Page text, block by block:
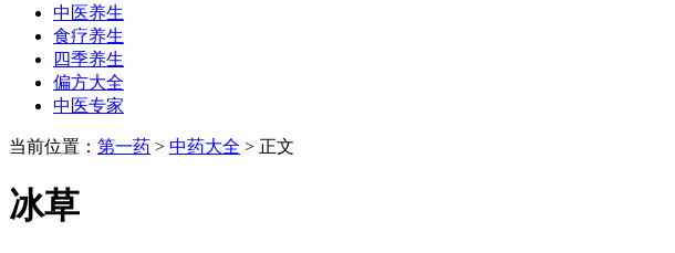
中医养生
食疗养生
四季养生
偏方大全
中医专家
当前位置： 第一药 > 中药大全 > 正文
冰草